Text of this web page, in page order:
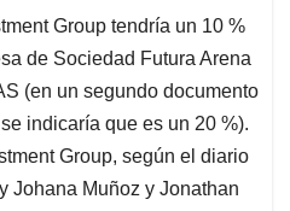
Group tendría un 10 %
de Sociedad Futura Arena
(en un segundo documento
indicaría que es un 20 %).
Group, según el diario
Johana Muñoz y Jonathan